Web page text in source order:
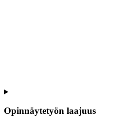
Opinnäytetyön laajuus